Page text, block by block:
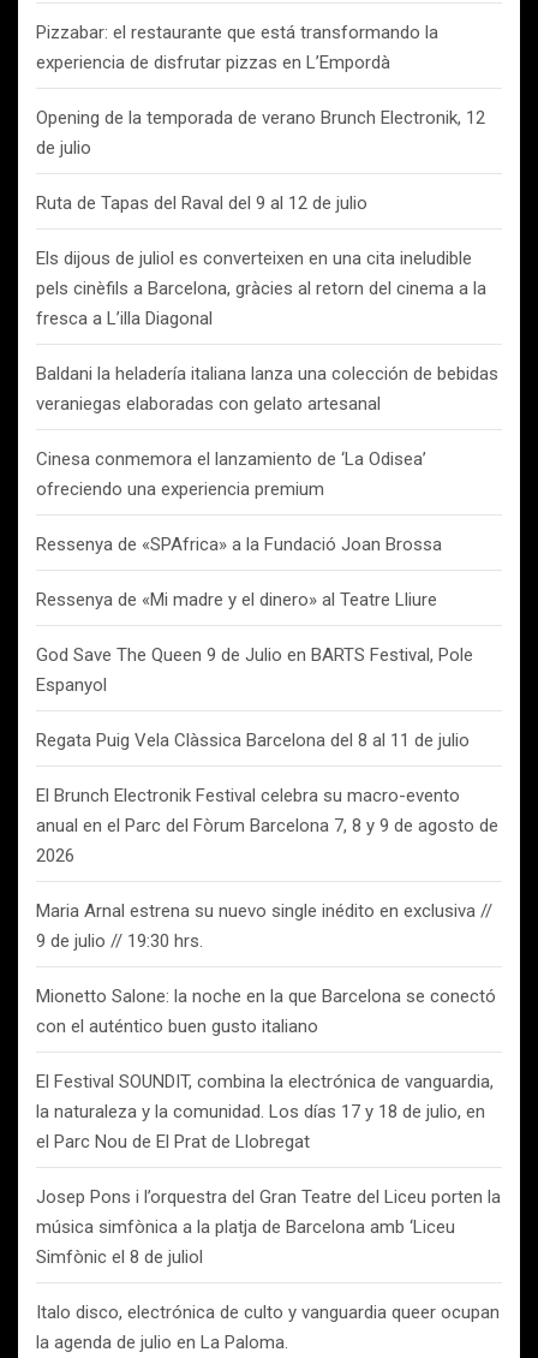
Pizzabar: el restaurante que está transformando la
experiencia de disfrutar pizzas en L’Empordà
Opening de la temporada de verano Brunch Electronik, 12
de julio
Ruta de Tapas del Raval del 9 al 12 de julio
Els dijous de juliol es converteixen en una cita ineludible
pels cinèfils a Barcelona, gràcies al retorn del cinema a la
fresca a L’illa Diagonal
Baldani la heladería italiana lanza una colección de bebidas
veraniegas elaboradas con gelato artesanal
Cinesa conmemora el lanzamiento de ‘La Odisea’
ofreciendo una experiencia premium
Ressenya de «SPAfrica» a la Fundació Joan Brossa
Ressenya de «Mi madre y el dinero» al Teatre Lliure
God Save The Queen 9 de Julio en BARTS Festival, Pole
Espanyol
Regata Puig Vela Clàssica Barcelona del 8 al 11 de julio
El Brunch Electronik Festival celebra su macro-evento
anual en el Parc del Fòrum Barcelona 7, 8 y 9 de agosto de
2026
Maria Arnal estrena su nuevo single inédito en exclusiva //
9 de julio // 19:30 hrs.
Mionetto Salone: la noche en la que Barcelona se conectó
con el auténtico buen gusto italiano
El Festival SOUNDIT, combina la electrónica de vanguardia,
la naturaleza y la comunidad. Los días 17 y 18 de julio, en
el Parc Nou de El Prat de Llobregat
Josep Pons i l’orquestra del Gran Teatre del Liceu porten la
música simfònica a la platja de Barcelona amb ‘Liceu
Simfònic el 8 de juliol
Italo disco, electrónica de culto y vanguardia queer ocupan
la agenda de julio en La Paloma.